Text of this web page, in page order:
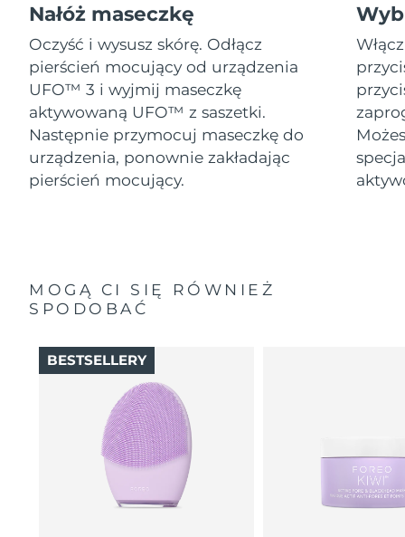
Nałóż maseczkę
Oczyść i wysusz skórę. Odłącz
pierścień mocujący od urządzenia
UFO™ 3 i wyjmij maseczkę
aktywowaną UFO™ z saszetki.
Następnie przymocuj maseczkę do
urządzenia, ponownie zakładając
pierścień mocujący.
MOGĄ CI SIĘ RÓWNIEŻ
SPODOBAĆ
BESTSELLERY